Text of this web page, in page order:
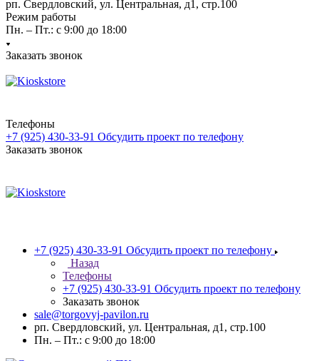
рп. Свердловский, ул. Центральная, д1, стр.100
Режим работы
Пн. – Пт.: с 9:00 до 18:00
Заказать звонок
Телефоны
+7 (925) 430-33-91 Обсудить проект по телефону
Заказать звонок
+7 (925) 430-33-91 Обсудить проект по телефону
Назад
Телефоны
+7 (925) 430-33-91 Обсудить проект по телефону
Заказать звонок
sale@torgovyj-pavilon.ru
рп. Свердловский, ул. Центральная, д1, стр.100
Пн. – Пт.: с 9:00 до 18:00